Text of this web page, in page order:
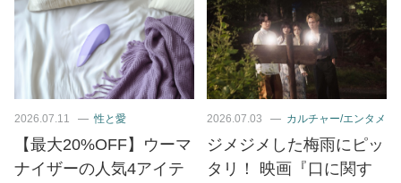
2026.07.11 性と愛
【最大20%OFF】ウーマ
ナイザーの人気4アイテ
2026.07.03 カルチャー/エンタメ
ジメジメした梅雨にピッ
タリ！ 映画『口に関す